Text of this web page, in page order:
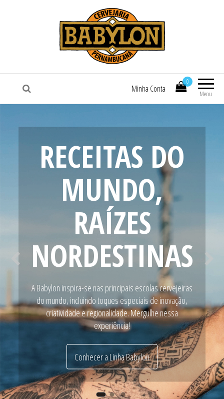
Cervejaria Babylon
Receitas do Mundo, Sotaque
Pernambucano
Menu
0
Minha Conta
RECEITAS DO
MUNDO,
RAÍZES
NORDESTINAS
A Babylon inspira-se nas principais escolas cervejeiras
do mundo, incluindo toques especiais de inovação,
criatividade e regionalidade. Mergulhe nessa
experiência!
Conhecer a Linha Babylon